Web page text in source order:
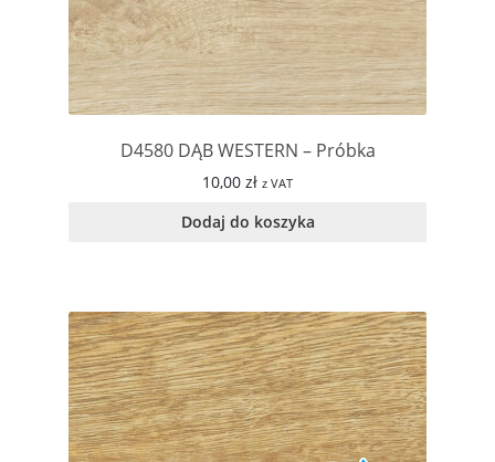
D4580 DĄB WESTERN – Próbka
10,00 zł z VAT
Dodaj do koszyka